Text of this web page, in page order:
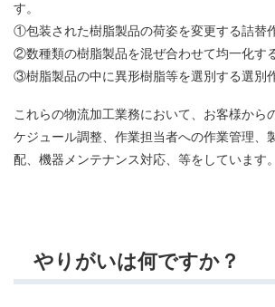
す。
①包装された樹脂製品の荷姿を変更する詰替
②数種類の樹脂製品を混ぜ合わせて均一化す
③樹脂製品の中に異形樹脂等を選別する選別
これらの物流加工業務において、お客様から
ケジュール調整、作業担当者への作業管理、
配、機器メンテナンス対応、等をしています。
やりがいは何ですか？